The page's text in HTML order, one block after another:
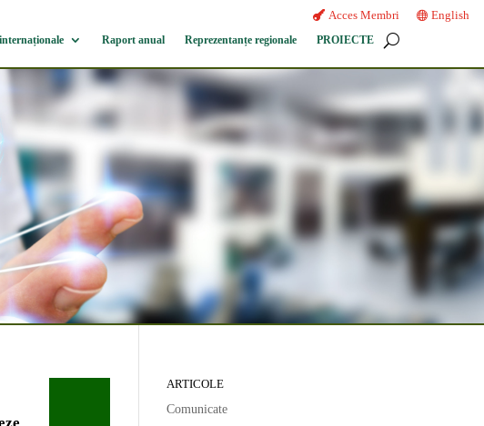
Acces Membri English
Raport anual Reprezentanțe regionale PROIECTE
ARTICOLE
Comunicate